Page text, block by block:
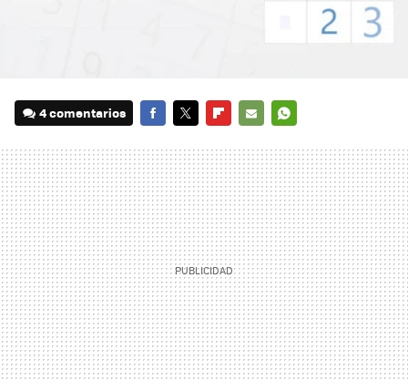
4 comentarios
MAIL